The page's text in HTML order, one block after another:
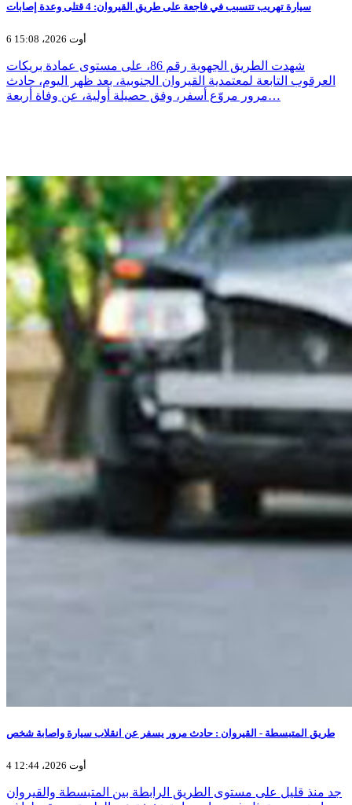
سيارة تهريب تتسبب في فاجعة على طريق القيروان: 4 قتلى وعدة إصابات
6 أوت 2026، 15:08
شهدت الطريق الجهوية رقم 86، على مستوى عمادة بريكات
العرقوب التابعة لمعتمدية القيروان الجنوبية، بعد ظهر اليوم، حادث
مرور مروّع أسفر، وفق حصيلة أولية، عن وفاة أربعة…
طريق المتبسطة - القيروان : حادث مرور يسفر عن انقلاب سيارة واصابة شخص
4 أوت 2026، 12:44
جد منذ قليل على مستوى الطريق الرابطة بين المتبسطة والقيروان